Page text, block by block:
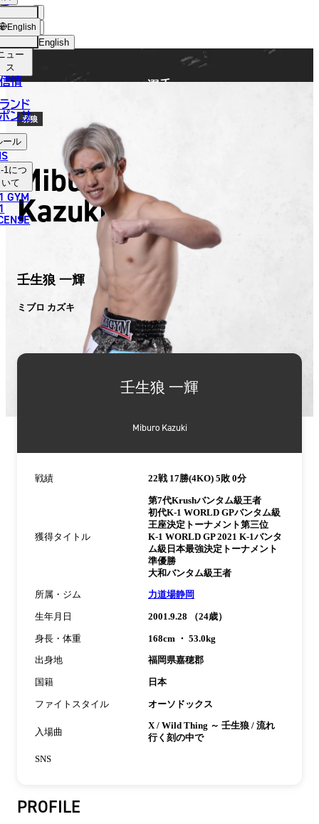
English
中文（繁體）
ไทย
العربية
ョッ
プ
ュー
ス
情
ンド
ンサ
ール
1につ
いて
GYM
English
選手
邪狼
Miburo
Kazuki
壬生狼 一輝
ミブロ カズキ
壬生狼 一輝
Miburo Kazuki
戦績 22戦 17勝(4KO) 5敗 0分
獲得タイトル
第7代Krushバンタム級王者
初代K-1 WORLD GPバンタム級
王座決定トーナメント第三位
K-1 WORLD GP 2021 K-1バンタ
ム級日本最強決定トーナメント
準優勝
大和バンタム級王者
所属・ジム 力道場静岡
生年月日 2001.9.28 （24歳）
身長・体重 168cm ・ 53.0kg
出身地 福岡県嘉穂郡
国籍 日本
ファイトスタイル オーソドックス
入場曲
X / Wild Thing ～ 壬生狼 / 流れ
行く刻の中で
SNS
PROFILE